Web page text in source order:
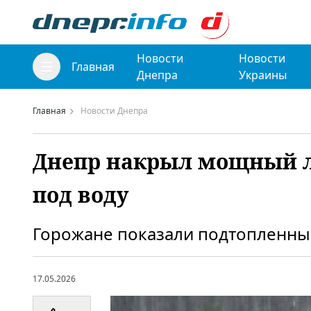
Главная
Новости
Днепра
Новости
Украины
Главная Новости Днепра
Днепр накрыл мощный
под воду
Горожане показали
17.05.2026